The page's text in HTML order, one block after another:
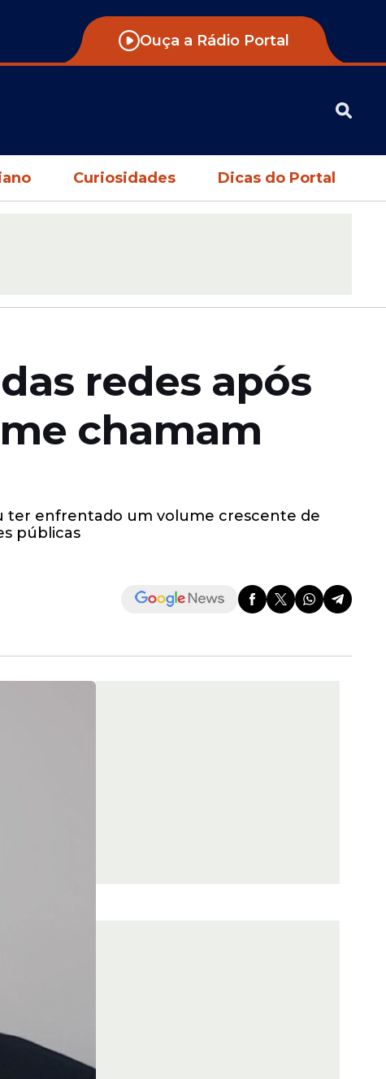
Ouça a Rádio Portal
Curiosidades Dicas do Portal
redes após
chamam
ter enfrentado um volume crescente de
públicas